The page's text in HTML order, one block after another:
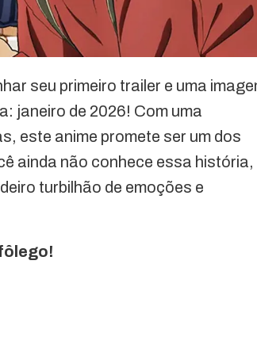
seu primeiro trailer e uma
janeiro de 2026! Com uma
este anime promete ser um dos
ainda não conhece essa história,
turbilhão de emoções e